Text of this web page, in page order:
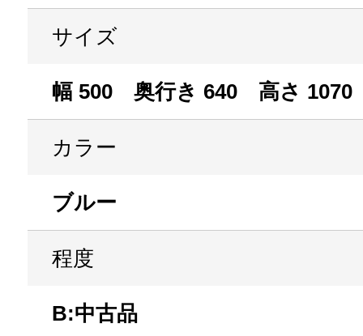
サイズ
幅 500 奥行き 640 高さ 1070
カラー
ブルー
程度
B:中古品